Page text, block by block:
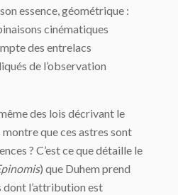
essence, géométrique :
cinématiques
des entrelacs
de l’observation
des lois décrivant le
que ces astres sont
? C’est ce que détaille le
) que Duhem prend
dont l’attribution est